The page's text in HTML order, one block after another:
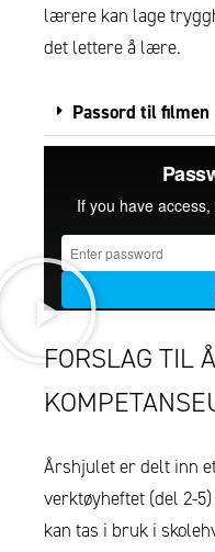
lærere kan lage
det lettere å lære.
Passord til filmen
FORSLAG TIL
Årshjulet er delt inn
verktøyheftet (del 2-
kan tas i bruk i